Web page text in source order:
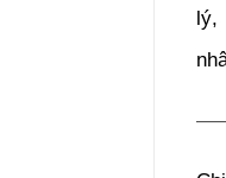
lý,